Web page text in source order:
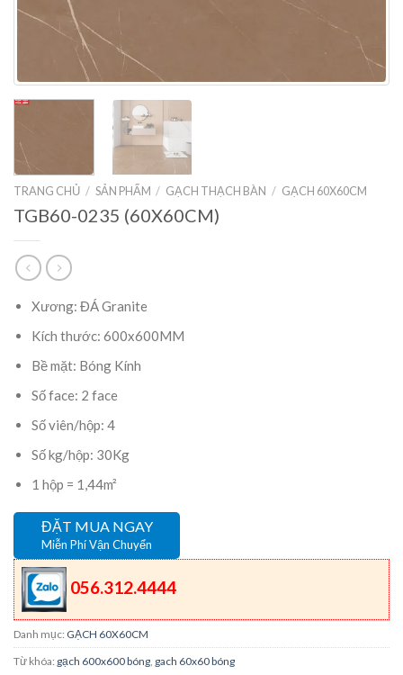
TRANG CHỦ / SẢN PHẨM / GẠCH THẠCH BÀN / GẠCH 60X60CM
TGB60-0235 (60X60CM)
Xương: ĐÁ Granite
Kích thước: 600x600MM
Bề mặt: Bóng Kính
Số face: 2 face
Số viên/hộp: 4
Số kg/hộp: 30Kg
1 hộp = 1,44m²
ĐẶT MUA NGAY
Miễn Phí Vận Chuyển
056.312.4444
Danh mục: GẠCH 60X60CM
Từ khóa: gạch 600x600 bóng, gach 60x60 bóng